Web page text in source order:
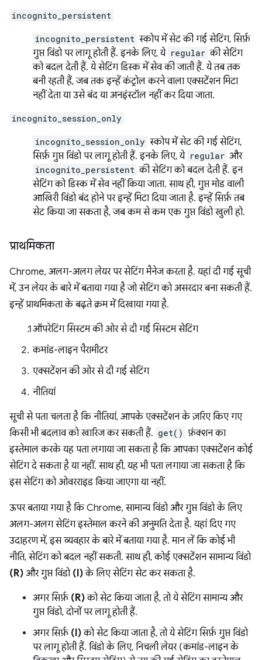
incognito_persistent
incognito_persistent स्कोप में सेट की गई सेटिंग, सिर्फ़
गुप्त विंडो पर लागू होती हैं. इनके लिए, ये regular की सेटिंग
को बदल देती हैं. ये सेटिंग डिस्क में सेव की जाती हैं. ये तब तक
बनी रहती हैं, जब तक इन्हें कंट्रोल करने वाला एक्सटेंशन मिटा
नहीं देता या उसे बंद या अनइंस्टॉल नहीं कर दिया जाता.
incognito_session_only
incognito_session_only स्कोप में सेट की गई सेटिंग,
सिर्फ़ गुप्त विंडो पर लागू होती हैं. इनके लिए, ये regular और
incognito_persistent की सेटिंग को बदल देती हैं. इन
सेटिंग को डिस्क में सेव नहीं किया जाता. साथ ही, गुप्त मोड वाली
आखिरी विंडो बंद होने पर इन्हें मिटा दिया जाता है. इन्हें सिर्फ़ तब
सेट किया जा सकता है, जब कम से कम एक गुप्त विंडो खुली हो.
प्राथमिकता
Chrome, अलग-अलग लेयर पर सेटिंग मैनेज करता है. यहां दी गई सूची
में, उन लेयर के बारे में बताया गया है जो सेटिंग को असरदार बना सकती हैं.
इन्हें प्राथमिकता के बढ़ते क्रम में दिखाया गया है.
ऑपरेटिंग सिस्टम की ओर से दी गई सिस्टम सेटिंग
कमांड-लाइन पैरामीटर
एक्सटेंशन की ओर से दी गई सेटिंग
नीतियां
सूची से पता चलता है कि नीतियां, आपके एक्सटेंशन के ज़रिए किए गए
किसी भी बदलाव को खारिज कर सकती हैं. get() फ़ंक्शन का
इस्तेमाल करके यह पता लगाया जा सकता है कि आपका एक्सटेंशन कोई
सेटिंग दे सकता है या नहीं. साथ ही, यह भी पता लगाया जा सकता है कि
इस सेटिंग को ओवरराइड किया जाएगा या नहीं.
ऊपर बताया गया है कि Chrome, सामान्य विंडो और गुप्त विंडो के लिए
अलग-अलग सेटिंग इस्तेमाल करने की अनुमति देता है. यहां दिए गए
उदाहरण में, इस व्यवहार के बारे में बताया गया है. मान लें कि कोई भी
नीति, सेटिंग को बदल नहीं सकती. साथ ही, कोई एक्सटेंशन सामान्य विंडो
(R) और गुप्त विंडो (I)के लिए सेटिंग सेट कर सकता है.
अगर सिर्फ़ (R)को सेट किया जाता है, तो ये सेटिंग सामान्य और
गुप्त विंडो, दोनों पर लागू होती हैं.
अगर सिर्फ़ (I)को सेट किया जाता है, तो ये सेटिंग सिर्फ़ गुप्त विंडो
पर लागू होती हैं. विंडो के लिए, निचली लेयर (कमांड-लाइन के